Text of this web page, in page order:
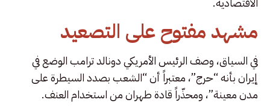
مشهد مفتوح على التصعيد
في السياق، وصف الرئيس الأمريكي دونالد ترامب الوضع في
إيران بأنه “حرج”، معتبراً أن “الشعب بصدد السيطرة على
مدن معينة”، ومحذّراً قادة طهران من استخدام العنف.